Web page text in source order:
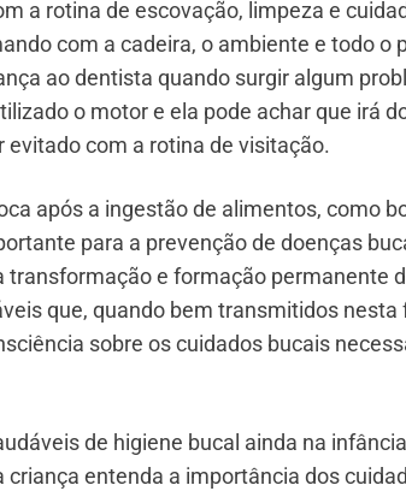
a rotina de escovação, limpeza e
com a cadeira, o ambiente e todo o
ao dentista quando surgir algum
o motor e ela pode achar que irá
evitado com a rotina de visitação.
após a ingestão de alimentos, como
para a prevenção de doenças
transformação e formação permanente
que, quando bem transmitidos
sobre os cuidados bucais
de higiene bucal ainda na
criança entenda a importância dos